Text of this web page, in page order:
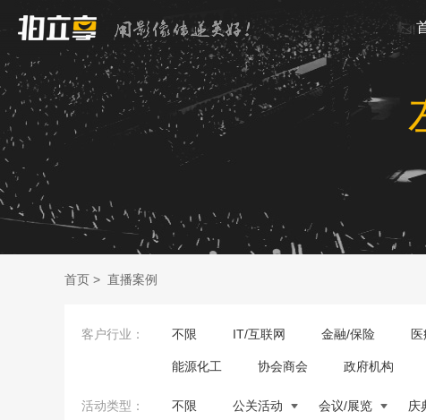
首页 > 直播案例
客户行业： 不限 IT/互联网 金融/保险
能源化工 协会商会 政府机构
活动类型： 不限 公关活动 会议/展览 庆